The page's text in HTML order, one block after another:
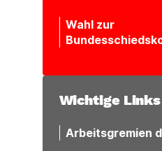
Wahl zur
Wichtige Links
Arbeitsgremien